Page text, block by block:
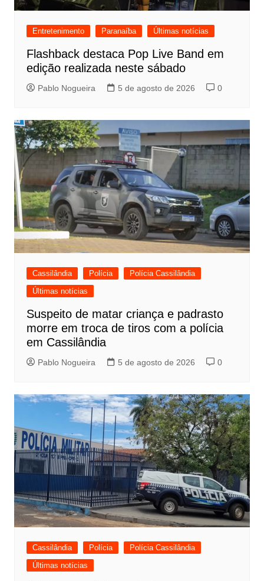
Entretenimento Paranaíba Últimas notícias
Flashback destaca Pop Live Band em
edição realizada neste sábado
Pablo Nogueira 5 de agosto de 2026 0
Cassilândia Polícia
Polícia Cassilândia
Últimas notícias
Suspeito de matar criança e padrasto
morre em troca de tiros com a polícia
em Cassilândia
Pablo Nogueira 5 de agosto de 2026 0
Cassilândia Polícia
Polícia Cassilândia
Últimas notícias